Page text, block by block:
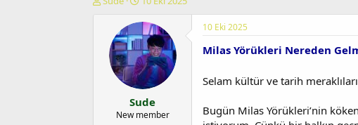
ş
l
a
n
g
ı
ç
t
Sude
New member
10 Eki 2025
Milas Yörükleri Nereden
Selam kültür ve tarih
Bugün Milas Yörükleri’nin